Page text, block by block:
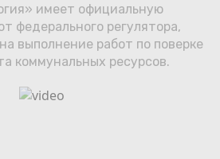
имеет официальную
федерального регулятора,
выполнение работ по поверке
коммунальных ресурсов.